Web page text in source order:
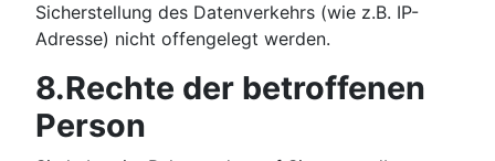
Sicherstellung des Datenverkehrs (wie z.B. IP-
Adresse) nicht offengelegt werden.
8.Rechte der betroffenen
Person